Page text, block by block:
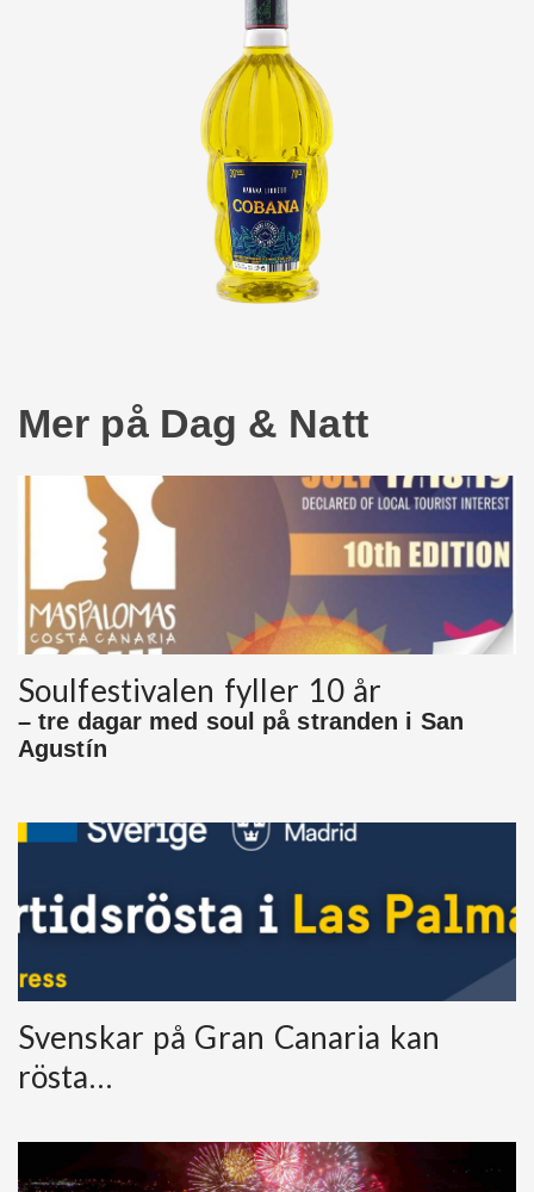
Mer på Dag & Natt
Soulfestivalen fyller 10 år
– tre dagar med soul på stranden i San
Agustín
Svenskar på Gran Canaria kan
rösta…